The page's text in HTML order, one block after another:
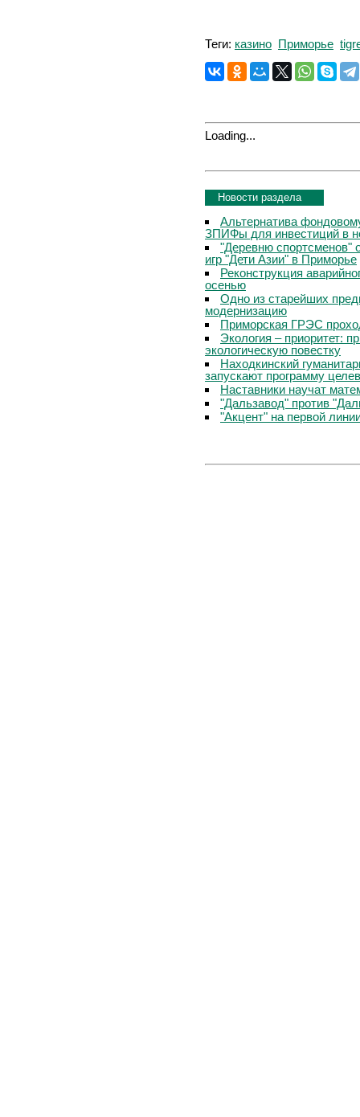
Теги: казино Приморье
Loading...
Новости раздела
Альтернатива
ЗПИФы для инвестиций в
"Деревню спортсменов"
игр "Дети Азии" в Приморье
Реконструкция
осенью
Одно из старейших
модернизацию
Приморская ГРЭС
Экология – приоритет:
экологическую повестку
Находкинский
запускают программу
Наставники научат
"Дальзавод" против
"Акцент" на первой